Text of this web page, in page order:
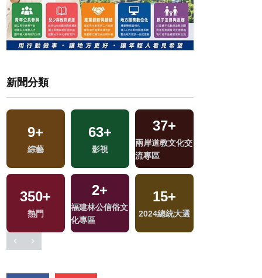
新聞分類
69+
美食
66+
兩岸
1+
2023金鐘獎
1651+
生活
34+
2024立委選戰
13+
海峽論壇專區